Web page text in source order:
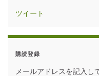
ツイート
購読登録
メールアドレスを記入し